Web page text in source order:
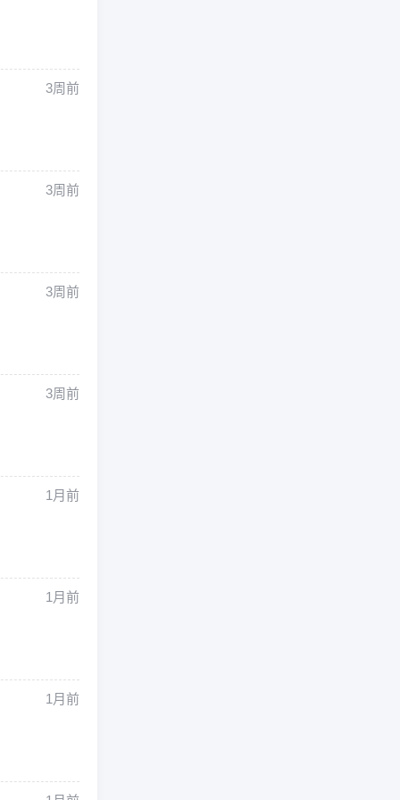
3周前
3周前
3周前
3周前
1月前
1月前
1月前